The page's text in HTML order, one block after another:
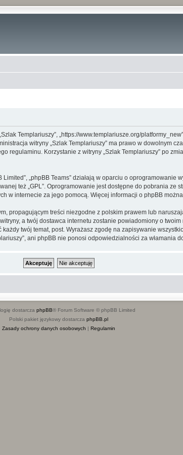
Templariuszy”, „https://www.templariusze.org/
witryny „Szlak Templariuszy” ma prawo w dowolnym
regulaminu. Korzystanie z witryny „Szlak Templariuszy” po
Limited”, „phpBB Teams” działają w oparciu o
też „GPL”. Oprogramowanie jest dostępne do pobrania ze
w internecie za jego pomocą. Więcej informacji o phpBB
propagującym treści niezgodne z polskim prawem lub
a twój dostawca internetu zostanie powiadomiony o
twój temat, post. Wyrażasz zgodę na zapisywanie
ani phpBB nie ponosi odpowiedzialności za włamania
dostarcza phpBB® Forum Software © phpBB Limited
Polski pakiet językowy dostarcza phpBB.pl
Zasady ochrony danych osobowych | Regulamin